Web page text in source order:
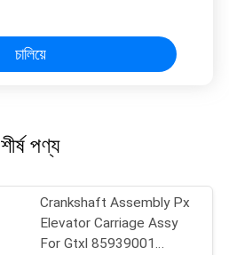
চালিয়ে
শীর্ষ পণ্য
Crankshaft Assembly Px
Elevator Carriage Assy
For Gtxl 85939001